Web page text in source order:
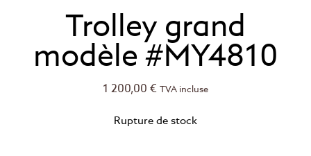
Trolley grand
modèle #MY4810
1 200,00 € TVA incluse
Rupture de stock